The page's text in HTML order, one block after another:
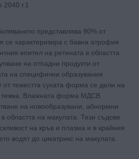
г.1
представлява 90% от
се характеризира с бавна атрофия
епител на ретината в областта
на отпадни продукти от
на специфични образувания
от тежестта сухата форма се дели на
тежка. Влажната форма МДСВ
на новообразувани, абнормни
областта на макулата. Тези съдове
на кръв и плазма и в крайния
водят до цикатрикс на макулата.